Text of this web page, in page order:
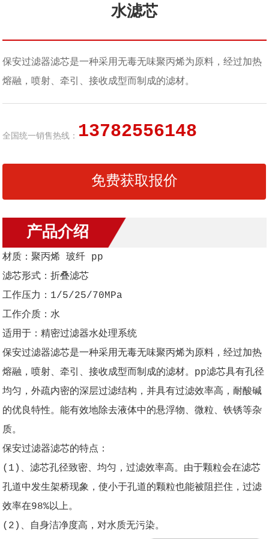
水滤芯
保安过滤器滤芯是一种采用无毒无味聚丙烯为原料，经过加热
熔融，喷射、牵引、接收成型而制成的滤材。
全国统一销售热线： 13782556148
免费获取报价
产品介绍
材质：聚丙烯 玻纤 pp
滤芯形式：折叠滤芯
工作压力：1/5/25/70MPa
工作介质：水
适用于：精密过滤器水处理系统
保安过滤器滤芯是一种采用无毒无味聚丙烯为原料，经过加热
熔融，喷射、牵引、接收成型而制成的滤材。pp滤芯具有孔径
均匀，外疏内密的深层过滤结构，并具有过滤效率高，耐酸碱
的优良特性。能有效地除去液体中的悬浮物、微粒、铁锈等杂
质。
保安过滤器滤芯的特点：
(1)、滤芯孔径致密、均匀，过滤效率高。由于颗粒会在滤芯
孔道中发生架桥现象，使小于孔道的颗粒也能被阻拦住，过滤
效率在98%以上。
(2)、自身洁净度高，对水质无污染。